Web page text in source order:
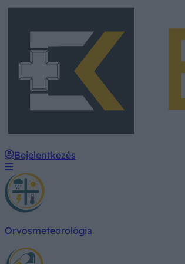
Bejelentkezés
Orvosmeteorológia